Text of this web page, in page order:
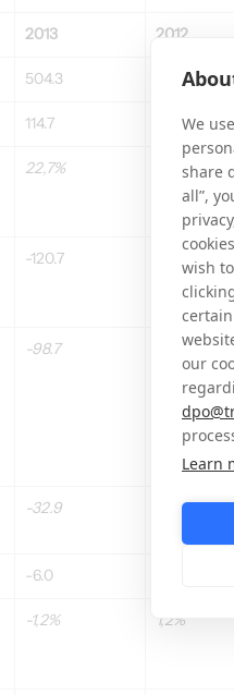
2013 2012
504.3 567.7
114.7 134.6
22,7% 23,7%
-120.7
-98.7 -116,8
-32.9 -38.9
-6.0
-1,2% 1,2%
We
share
all”,
wish
our
Learn